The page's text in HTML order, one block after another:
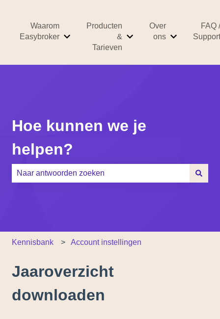
Waarom
Easybroker
Submenu tonen voor Waarom Easybroker
Producten
&
Tarieven
Submenu tonen voor
Over
ons
Submenu
FAQ /
Support
Hoe kunnen we je
helpen?
Kennisbank Account instellingen
Jaaroverzicht
downloaden